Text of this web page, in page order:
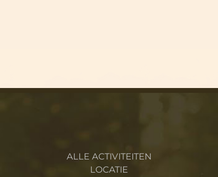
ALLE ACTIVITEITEN
LOCATIE